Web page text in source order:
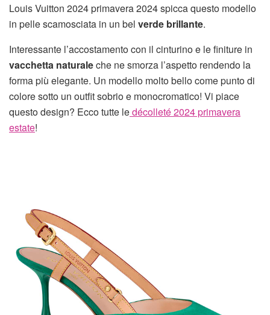
Louis Vuitton 2024 primavera 2024 spicca questo modello
in pelle scamosciata in un bel verde brillante.
Interessante l’accostamento con il cinturino e le finiture in
vacchetta naturaleche ne smorza l’aspetto rendendo la
forma più elegante. Un modello molto bello come punto di
colore sotto un outfit sobrio e monocromatico! Vi piace
questo design? Ecco tutte ledécolleté 2024 primavera
estate!